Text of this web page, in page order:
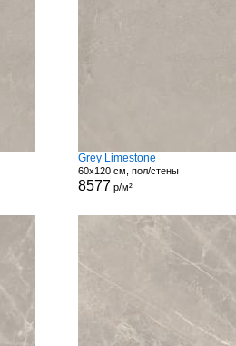
Grey Limestone
60x120 см, пол/стены
8577 р/м²